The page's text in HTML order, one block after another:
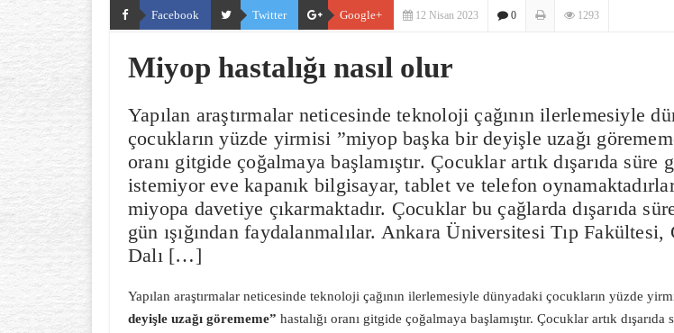
Facebook Twitter Google+ 12 Nisan 2023 0 1293
Miyop hastalığı nasıl olur
Yapılan araştırmalar neticesinde teknoloji çağının ilerlemesiyle
çocukların yüzde yirmisi ”miyop başka bir deyişle uzağı
oranı gitgide çoğalmaya başlamıştır. Çocuklar artık dışarıda süre
istemiyor eve kapanık bilgisayar, tablet ve telefon
miyopa davetiye çıkarmaktadır. Çocuklar bu çağlarda dışarıda
gün ışığından faydalanmalılar. Ankara Üniversitesi Tıp
Dalı […]
Yapılan araştırmalar neticesinde teknoloji çağının ilerlemesiyle dünyadaki çocukların yüzde
deyişle uzağı görememe” hastalığı oranı gitgide çoğalmaya başlamıştır. Çocuklar artık dışarıda